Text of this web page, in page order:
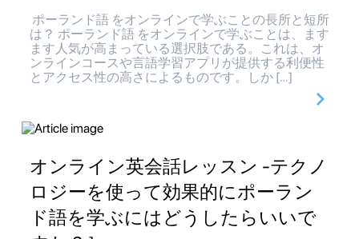
ポーランド語 をオンラインで学ぶことの長所と短所
は？ ポーランド語 をオンラインで学ぶことは、ます
ます人気が高まっている選択肢である。これは、オ
ンラインコースや言語学習アプリが提供する利便性
とアクセス性の高さによるものです。しか […]
オンライン英会話レッスン -テクノ
ロジーを使って効果的にポーラン
ド語を学ぶにはどうしたらいいで